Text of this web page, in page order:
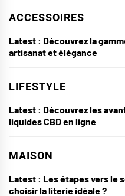
ACCESSOIRES
Latest : Découvrez la
artisanat et élégance
LIFESTYLE
Latest : Découvrez les
liquides CBD en ligne
MAISON
Latest : Les étapes vers le
choisir la literie idéale ?